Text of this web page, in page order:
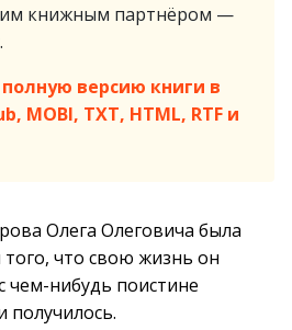
книжным партнёром —
.
версию книги в
MOBI, TXT, HTML, RTF и
Олега Олеговича была
что свою жизнь он
чем-нибудь поистине
получилось.